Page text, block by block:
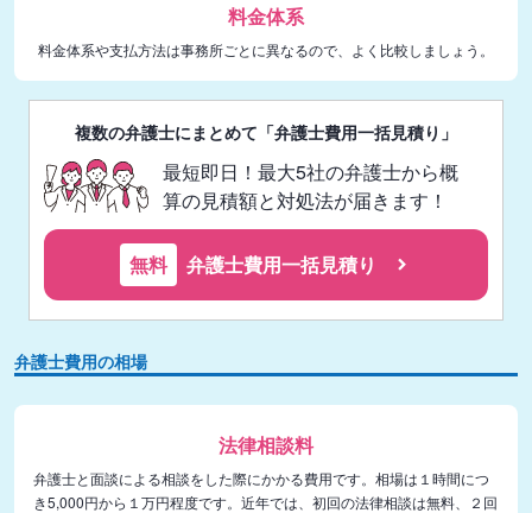
料金体系
料金体系や支払方法は事務所ごとに異なるので、よく比較しましょう。
複数の弁護士にまとめて「弁護士費用一括見積り」
最短即日！最大5社の弁護士から概
算の見積額と対処法が届きます！
無料 弁護士費用一括見積り
弁護士費用の相場
法律相談料
弁護士と面談による相談をした際にかかる費用です。相場は１時間につ
き5,000円から１万円程度です。近年では、初回の法律相談は無料、２回